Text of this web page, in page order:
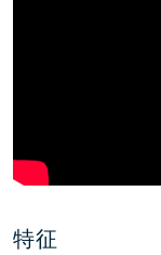
特征